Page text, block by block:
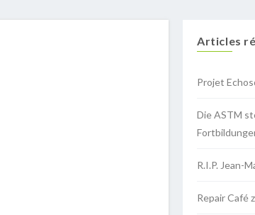
Articles
Projet
Die ASTM
R.I.P. Jean-
Repair Café